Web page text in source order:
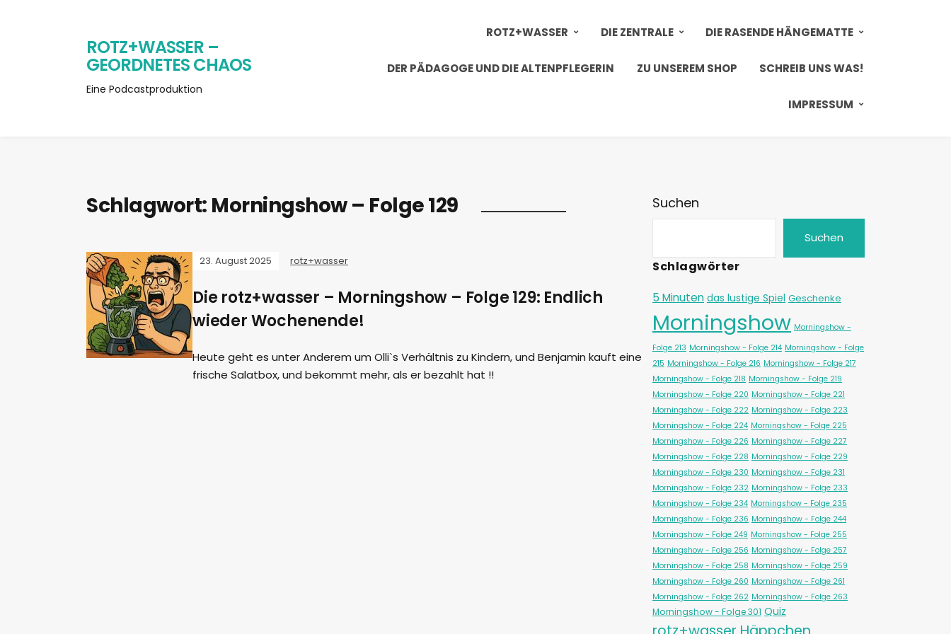
ROTZ+WASSER –
GEORDNETES CHAOS
Eine Podcastproduktion
ROTZ+WASSER DIE ZENTRALE DIE RASENDE HÄNGEMATTE
DER PÄDAGOGE UND DIE ALTENPFLEGERIN ZU UNSEREM SHOP SCHREIB UNS WAS!
IMPRESSUM
Schlagwort: Morningshow – Folge 129
23. August 2025 rotz+wasser
Die rotz+wasser – Morningshow – Folge 129: Endlich
wieder Wochenende!
Heute geht es unter Anderem um Olli`s Verhältnis zu Kindern, und Benjamin kauft eine
frische Salatbox, und bekommt mehr, als er bezahlt hat !!
Suchen
Suchen
Schlagwörter
5 Minuten das lustige Spiel Geschenke
Morningshow Morningshow -
Folge 213 Morningshow - Folge 214 Morningshow - Folge
215 Morningshow - Folge 216 Morningshow - Folge 217
Morningshow - Folge 218 Morningshow - Folge 219
Morningshow - Folge 220 Morningshow - Folge 221
Morningshow - Folge 222 Morningshow - Folge 223
Morningshow - Folge 224 Morningshow - Folge 225
Morningshow - Folge 226 Morningshow - Folge 227
Morningshow - Folge 228 Morningshow - Folge 229
Morningshow - Folge 230 Morningshow - Folge 231
Morningshow - Folge 232 Morningshow - Folge 233
Morningshow - Folge 234 Morningshow - Folge 235
Morningshow - Folge 236 Morningshow - Folge 244
Morningshow - Folge 249 Morningshow - Folge 255
Morningshow - Folge 256 Morningshow - Folge 257
Morningshow - Folge 258 Morningshow - Folge 259
Morningshow - Folge 260 Morningshow - Folge 261
Morningshow - Folge 262 Morningshow - Folge 263
Morningshow - Folge 301 Quiz